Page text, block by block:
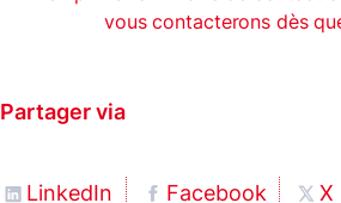
vous contacterons dès
Partager via
LinkedIn Facebook X